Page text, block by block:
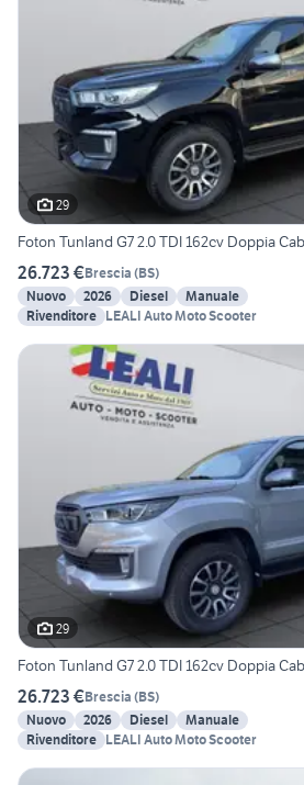
29
Foton Tunland G7 2.0 TDI 162cv Doppia
26.723 €Brescia (BS)
Nuovo
2026 Diesel
Manuale
Rivenditore LEALI Auto Moto Scooter
29
Foton Tunland G7 2.0 TDI 162cv Doppia
26.723 €Brescia (BS)
Nuovo
2026 Diesel
Manuale
Rivenditore LEALI Auto Moto Scooter